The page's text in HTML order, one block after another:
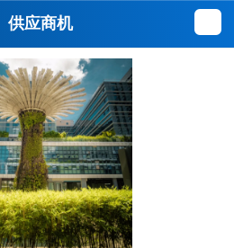
供应商机